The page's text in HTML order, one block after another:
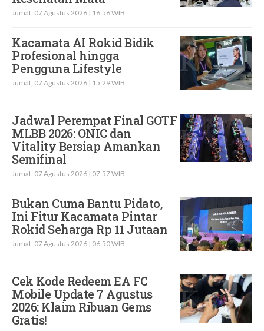
Jumat, 07 Agustus 2026 | 16:56 WIB
Kacamata AI Rokid Bidik
Profesional hingga
Pengguna Lifestyle
Jumat, 07 Agustus 2026 | 15:29 WIB
Jadwal Perempat Final GOTF
MLBB 2026: ONIC dan
Vitality Bersiap Amankan
Semifinal
Jumat, 07 Agustus 2026 | 07:57 WIB
Bukan Cuma Bantu Pidato,
Ini Fitur Kacamata Pintar
Rokid Seharga Rp 11 Jutaan
Jumat, 07 Agustus 2026 | 06:50 WIB
Cek Kode Redeem EA FC
Mobile Update 7 Agustus
2026: Klaim Ribuan Gems
Gratis!